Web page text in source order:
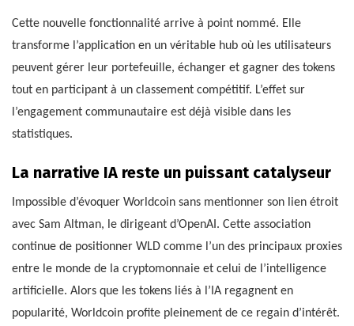
Cette nouvelle fonctionnalité arrive à point nommé. Elle
transforme l’application en un véritable hub où les utilisateurs
peuvent gérer leur portefeuille, échanger et gagner des tokens
tout en participant à un classement compétitif. L’effet sur
l’engagement communautaire est déjà visible dans les
statistiques.
La narrative IA reste un puissant catalyseur
Impossible d’évoquer Worldcoin sans mentionner son lien étroit
avec Sam Altman, le dirigeant d’OpenAI. Cette association
continue de positionner WLD comme l’un des principaux proxies
entre le monde de la cryptomonnaie et celui de l’intelligence
artificielle. Alors que les tokens liés à l’IA regagnent en
popularité, Worldcoin profite pleinement de ce regain d’intérêt.